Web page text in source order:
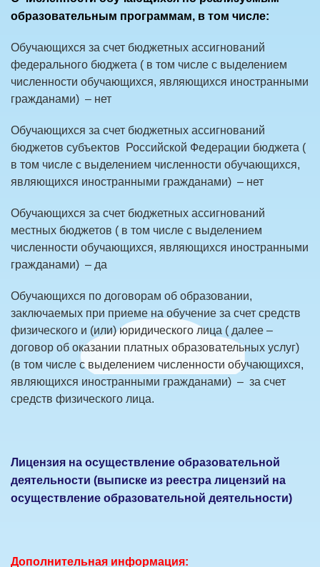
образовательным программам, в том числе:
Обучающихся за счет бюджетных ассигнований
федерального бюджета ( в том числе с выделением
численности обучающихся, являющихся иностранными
гражданами) – нет
Обучающихся за счет бюджетных ассигнований
бюджетов субъектов Российской Федерации бюджета (
в том числе с выделением численности обучающихся,
являющихся иностранными гражданами) – нет
Обучающихся за счет бюджетных ассигнований
местных бюджетов ( в том числе с выделением
численности обучающихся, являющихся иностранными
гражданами) – да
Обучающихся по договорам об образовании,
заключаемых при приеме на обучение за счет средств
физического и (или) юридического лица ( далее –
договор об оказании платных образовательных услуг)
(в том числе с выделением численности обучающихся,
являющихся иностранными гражданами) – за счет
средств физического лица.
Лицензия на осуществление образовательной
деятельности (выписке из реестра лицензий на
осуществление образовательной деятельности)
Дополнительная информация: